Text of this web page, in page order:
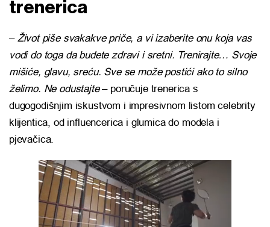
trenerica
– Život piše svakakve priče, a vi izaberite onu koja vas
vodi do toga da budete zdravi i sretni. Trenirajte… Svoje
mišiće, glavu, sreću. Sve se može postići ako to silno
želimo. Ne odustajte– poručuje trenerica s
dugogodišnjim iskustvom i impresivnom listom celebrity
klijentica, od influencerica i glumica do modela i
pjevačica.